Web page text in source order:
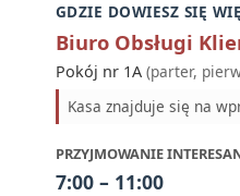
GDZIE DOWIESZ SIĘ
Biuro Obsługi
Pokój nr 1A (parter,
Kasa znajduje się na
PRZYJMOWANIE
7:00 – 11:00